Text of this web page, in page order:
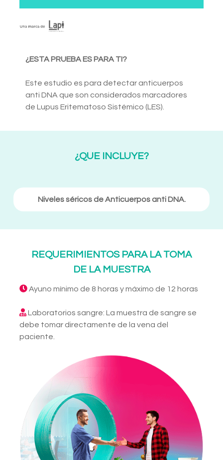
¿ESTA PRUEBA ES PARA TI?
Este estudio es para detectar anticuerpos
anti DNA que son considerados marcadores
de Lupus Eritematoso Sistémico (LES).
¿QUE INCLUYE?
Niveles séricos de Anticuerpos anti DNA.
REQUERIMIENTOS PARA LA TOMA
DE LA MUESTRA
Ayuno mínimo de 8 horas y máximo de 12 horas
Laboratorios sangre: La muestra de sangre se
debe tomar directamente de la vena del
paciente.